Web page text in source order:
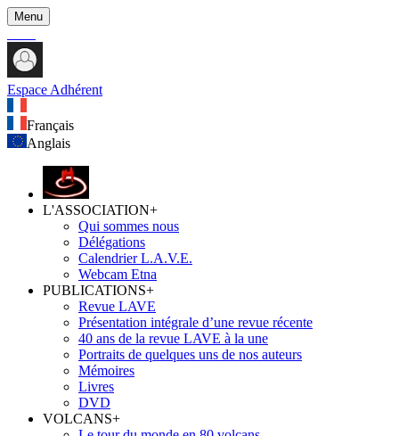
Menu
Espace Adhérent
Français
Anglais
L'ASSOCIATION+
Qui sommes nous
Délégations
Calendrier L.A.V.E.
Webcam Etna
PUBLICATIONS+
Revue LAVE
Présentation intégrale d’une revue récente
40 ans de la revue LAVE à la une
Portraits de quelques uns de nos auteurs
Mémoires
Livres
DVD
VOLCANS+